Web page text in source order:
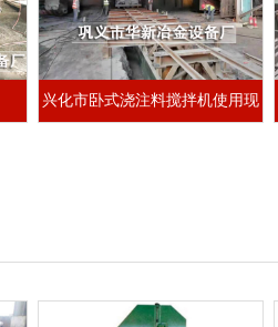
兴化市卧式浇注料搅拌机使用现